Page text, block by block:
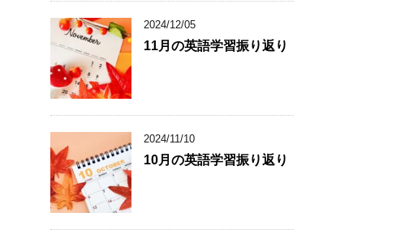
2024/12/05
11月の英語学習振り返り
2024/11/10
10月の英語学習振り返り